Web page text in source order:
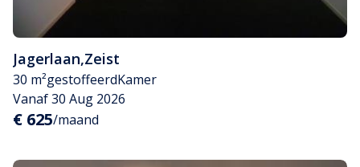
Jagerlaan,Zeist
30 m²gestoffeerdKamer
Vanaf 30 Aug 2026
€ 625/maand